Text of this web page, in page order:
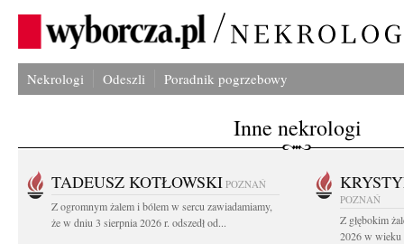
Nekrologi Odeszli Poradnik pogrzebowy
Inne nekrologi
TADEUSZ KOTŁOWSKI POZNAŃ
Z ogromnym żalem i bólem w sercu zawiadamiamy,
że w dniu 3 sierpnia 2026 r. odszedł od...
POZNAŃ
Z głębokim
2026 w wieku